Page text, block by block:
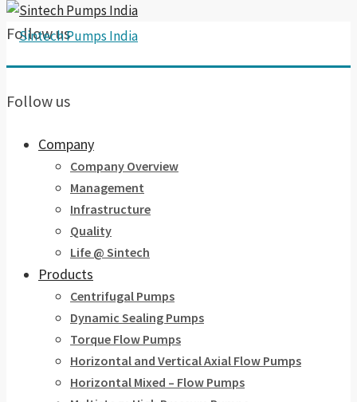
Follow us
Follow us
Company
Company Overview
Management
Infrastructure
Quality
Life @ Sintech
Products
Centrifugal Pumps
Dynamic Sealing Pumps
Torque Flow Pumps
Horizontal and Vertical Axial Flow Pumps
Horizontal Mixed – Flow Pumps